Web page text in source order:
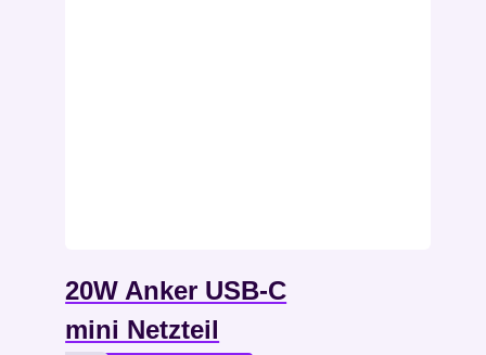
20W Anker USB-C
mini Netzteil